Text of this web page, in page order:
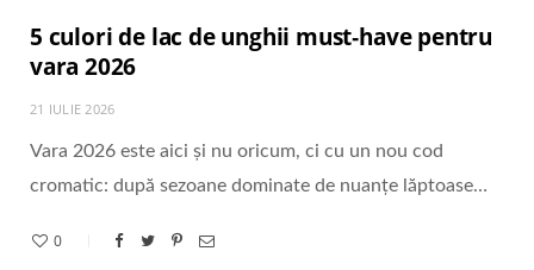
5 culori de lac de unghii must‑have pentru
vara 2026
21 IULIE 2026
Vara 2026 este aici și nu oricum, ci cu un nou cod
cromatic: după sezoane dominate de nuanțe lăptoase…
0